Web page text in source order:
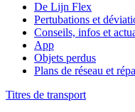
De Lijn Flex
Pertubations et
Conseils, infos et
App
Objets perdus
Plans de réseau et
Titres de transport